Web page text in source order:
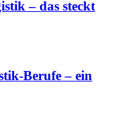
– das steckt
Berufe – ein